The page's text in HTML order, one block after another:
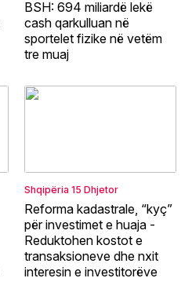
BSH: 694 miliardë lekë
cash qarkulluan në
sportelet fizike në vetëm
tre muaj
Shqipëria 15 Dhjetor
Reforma kadastrale, “kyç”
për investimet e huaja -
Reduktohen kostot e
transaksioneve dhe nxit
interesin e investitorëve